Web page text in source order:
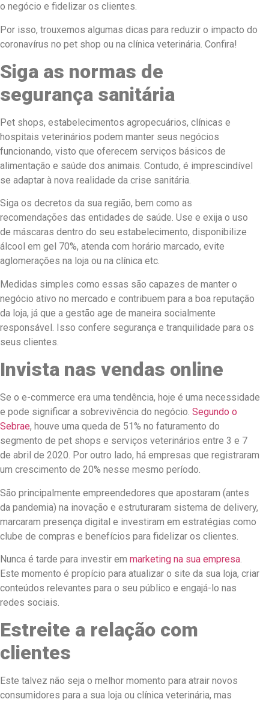
o negócio e fidelizar os clientes.
Por isso, trouxemos algumas dicas para reduzir o impacto do
coronavírus no pet shop ou na clínica veterinária. Confira!
Siga as normas de
segurança sanitária
Pet shops, estabelecimentos agropecuários, clínicas e
hospitais veterinários podem manter seus negócios
funcionando, visto que oferecem serviços básicos de
alimentação e saúde dos animais. Contudo, é imprescindível
se adaptar à nova realidade da crise sanitária.
Siga os decretos da sua região, bem como as
recomendações das entidades de saúde. Use e exija o uso
de máscaras dentro do seu estabelecimento, disponibilize
álcool em gel 70%, atenda com horário marcado, evite
aglomerações na loja ou na clínica etc.
Medidas simples como essas são capazes de manter o
negócio ativo no mercado e contribuem para a boa reputação
da loja, já que a gestão age de maneira socialmente
responsável. Isso confere segurança e tranquilidade para os
seus clientes.
Invista nas vendas online
Se o e-commerce era uma tendência, hoje é uma necessidade
e pode significar a sobrevivência do negócio. Segundo o
Sebrae, houve uma queda de 51% no faturamento do
segmento de pet shops e serviços veterinários entre 3 e 7
de abril de 2020. Por outro lado, há empresas que registraram
um crescimento de 20% nesse mesmo período.
São principalmente empreendedores que apostaram (antes
da pandemia) na inovação e estruturaram sistema de delivery,
marcaram presença digital e investiram em estratégias como
clube de compras e benefícios para fidelizar os clientes.
Nunca é tarde para investir em marketing na sua empresa.
Este momento é propício para atualizar o site da sua loja, criar
conteúdos relevantes para o seu público e engajá-lo nas
redes sociais.
Estreite a relação com
clientes
Este talvez não seja o melhor momento para atrair novos
consumidores para a sua loja ou clínica veterinária, mas